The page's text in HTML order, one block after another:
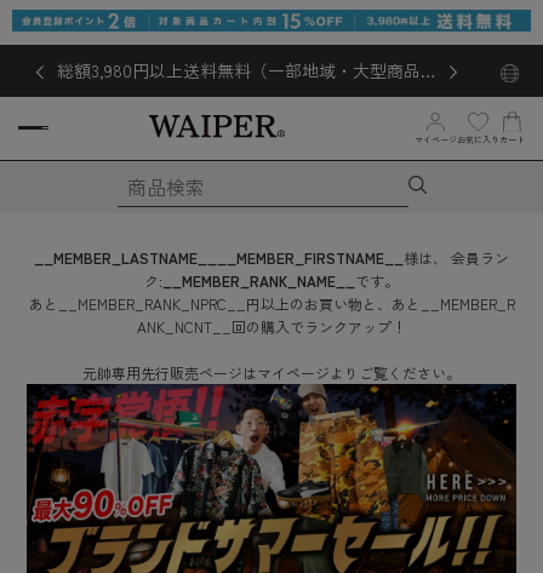
総額3,980円以上送料無料（一部地域・大型商品対
マイページ お気に入り カート
__MEMBER_LASTNAME__ __MEMBER_FIRSTNAME__ 様は、
会員ラン
ク: __MEMBER_RANK_NAME__ です。
あと
__MEMBER_RANK_NPRC__ 円以上のお買い物と、あと
__MEMBER_R
ANK_NCNT__ 回の購入でランクアップ！
元帥専用先行販売ページはマイページよりご覧ください。